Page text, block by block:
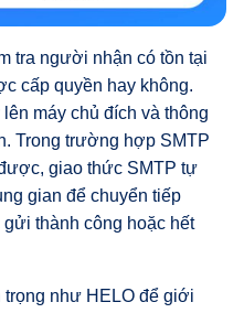
tra người nhận có tồn tại
cấp quyền hay không.
máy chủ đích và thông
Trong trường hợp SMTP
giao thức SMTP tự
gian để chuyển tiếp
thành công hoặc hết
như HELO để giới